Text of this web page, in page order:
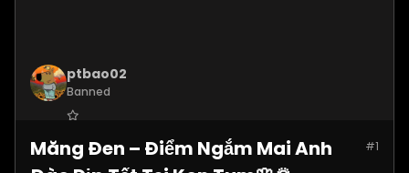
ptbao02
Banned
Posts:2180 #1
Măng Đen – Điểm Ngắm Mai Anh